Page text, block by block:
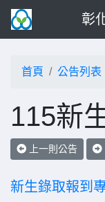
彰
首頁 公告列表
115新
上一則公告
新生錄取報到